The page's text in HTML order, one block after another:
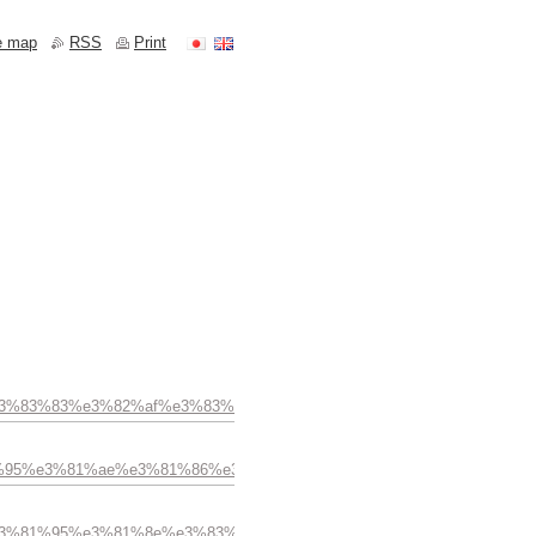
map RSS Print